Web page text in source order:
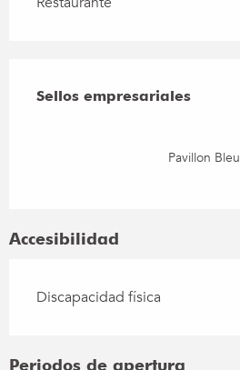
Sellos empresariales
Sellos empresariales
Pavillon Bleu
Accesibilidad
Discapacidad física
Periodos de apertura